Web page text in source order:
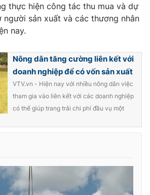
thực hiện công tác thu mua và dự
sản xuất và các thương nhân
nay.
Nông dân tăng cường liên kết với
doanh nghiệp để có vốn sản xuất
VTV.vn - Hiện nay với nhiều nông dân việc
tham gia vào liên kết với các doanh nghiệp
có thể giúp trang trải chi phí đầu vụ một